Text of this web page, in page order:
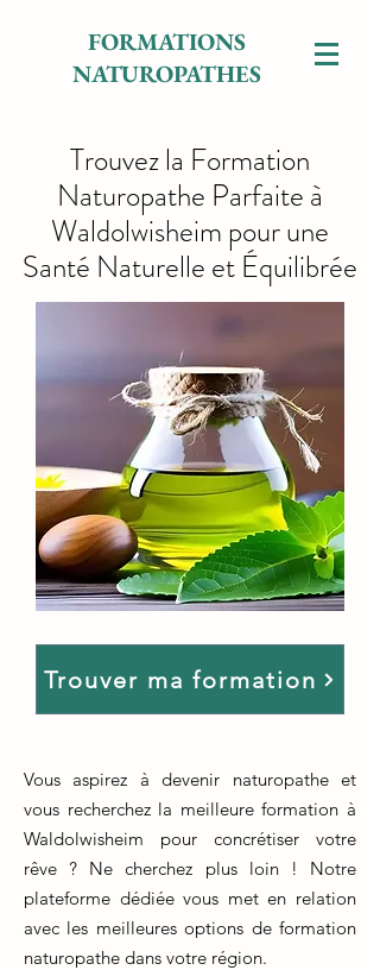
FORMATIONS
NATUROPATHES
Trouvez la Formation
Naturopathe Parfaite à
Waldolwisheim pour une
Santé Naturelle et Équilibrée
Trouver ma formation
Vous aspirez à devenir naturopathe et
vous recherchez la meilleure formation à
Waldolwisheim pour concrétiser votre
rêve ? Ne cherchez plus loin ! Notre
plateforme dédiée vous met en relation
avec les meilleures options de formation
naturopathe dans votre région.